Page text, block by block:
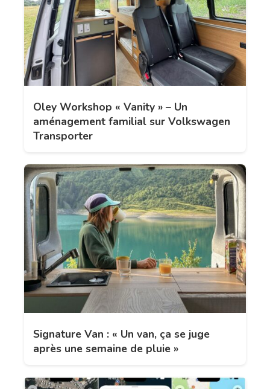
Oley Workshop « Vanity » – Un
aménagement familial sur Volkswagen
Transporter
Signature Van : « Un van, ça se juge
après une semaine de pluie »